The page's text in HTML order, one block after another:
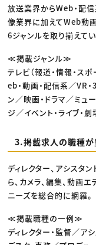
放送業界からWeb・配信
像業界に加えてWeb動
6ジャンルを取り揃えてい
≪掲載ジャンル≫
テレビ（報道・情報・ス
eb・動画・配信系／VR
ン／映画・ドラマ／ミュ
ジ／イベント・ライブ・
3.掲載求人の職種が
ディレクター、アシスタ
ら、カメラ、編集、動画
ニーズを総合的に網羅。
≪掲載職種の一例≫
ディレクター・監督／ア